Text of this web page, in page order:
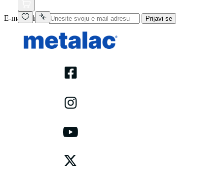
E-mail adresa Prijavi se